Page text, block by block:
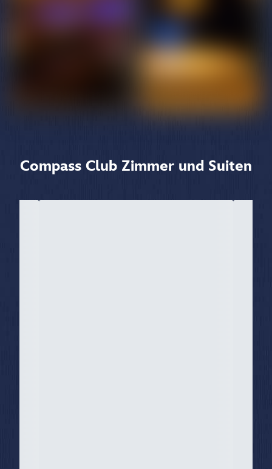
Compass Club Zimmer und Suiten